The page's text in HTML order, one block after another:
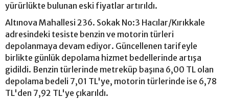
yürürlükte bulunan eski fiyatlar artırıldı.
Altınova Mahallesi 236. Sokak No:3 Hacılar/Kırıkkale
adresindeki tesiste benzin ve motorin türleri
depolanmaya devam ediyor. Güncellenen tarifeyle
birlikte günlük depolama hizmet bedellerinde artışa
gidildi. Benzin türlerinde metreküp başına 6,00 TL olan
depolama bedeli 7,01 TL'ye, motorin türlerinde ise 6,78
TL'den 7,92 TL'ye çıkarıldı.